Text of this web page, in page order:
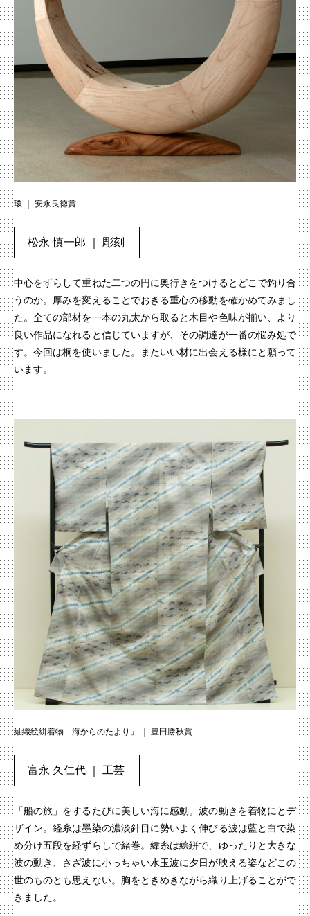
環 ｜ 安永良徳賞
松永 慎一郎 ｜ 彫刻
中心をずらして重ねた二つの円に奥行きをつけるとどこで釣り合
うのか。厚みを変えることでおきる重心の移動を確かめてみまし
た。全ての部材を一本の丸太から取ると木目や色味が揃い、より
良い作品になれると信じていますが、その調達が一番の悩み処で
す。今回は桐を使いました。またいい材に出会える様にと願って
います。
紬織絵絣着物「海からのたより」 ｜ 豊田勝秋賞
富永 久仁代 ｜ 工芸
「船の旅」をするたびに美しい海に感動。波の動きを着物にとデ
ザイン。経糸は墨染の濃淡針目に勢いよく伸びる波は藍と白で染
め分け五段を経ずらしで緒巻。緯糸は絵絣で、ゆったりと大きな
波の動き、さざ波に小っちゃい水玉波に夕日が映える姿などこの
世のものとも思えない。胸をときめきながら織り上げることがで
きました。